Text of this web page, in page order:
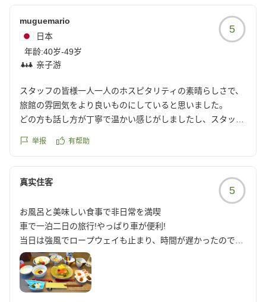
muguemario
日本
年龄:40岁-49岁
亲子游
5
スタッフの皆様一人一人のホスピタリティの素晴らしさで、
旅館の雰囲気をより良いものにしていると思いました。
どの方も話し方が丁寧で温かい感じがしましたし、スタッフ
フからきちんとした形でご提案頂けて感動いたしました。
お部屋が新しかったのもありますが、お掃除も行き届いてお
り大変快適で、もっとゆっくりしたいと、帰りは名残惜しく
お料理も工夫されていて少しずつ色々なものが頂けて良かっ
たです。
ただ、朝夕共に和のお魚が多くお肉が少なかったので、食べ
盛りの子がいる私たちにはもう少しお肉もバランスよく入っ
ていると、もっと良かったかなと思います。
举报 有帮助
真实住客
5
お風呂と美味しい食事で非日常を満喫
車で一泊二日の旅行!やっぱり車が便利!
当日は強風でロープウェイも止まり、時間が遅かったので、
箱根神社参拝だけでした。が、旅館に着いて気分は高揚。半
露天風呂と月見台付「コンセプトルーム」はとても広くてゆ
ったり出来ました。75型のテレビは電波が悪く夜は見れなか